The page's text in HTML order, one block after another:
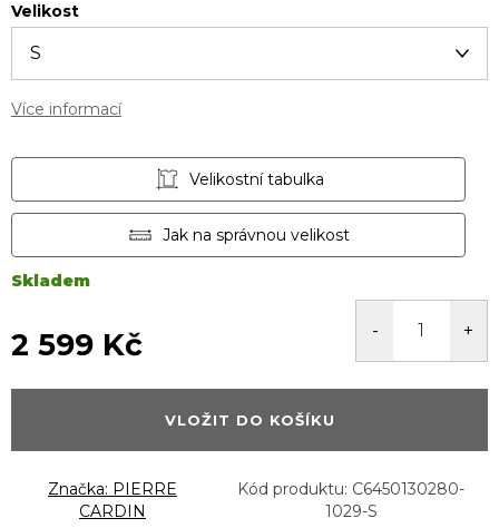
Velikost
Více informací
Velikostní tabulka
Jak na správnou velikost
Skladem
2 599 Kč
cena:
VLOŽIT DO KOŠÍKU
Značka: PIERRE
CARDIN
Kód produktu: C6450130280-
1029-S